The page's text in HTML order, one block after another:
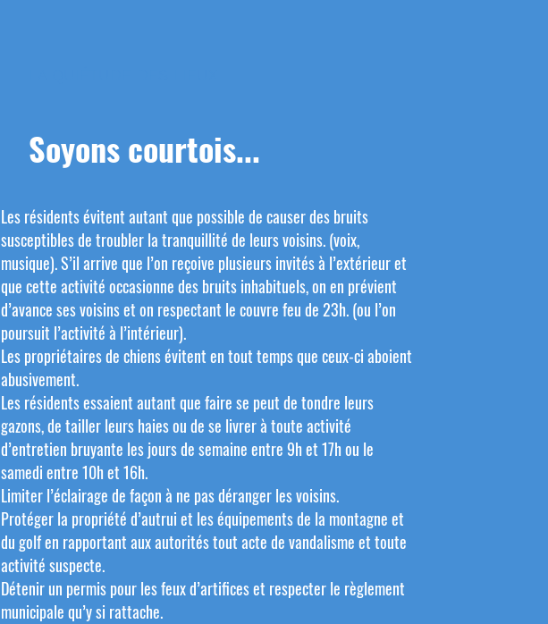
Soyons courtois...
Les résidents évitent autant que possible de causer des bruits
susceptibles de troubler la tranquillité de leurs voisins. (voix,
musique). S’il arrive que l’on reçoive plusieurs invités à l’extérieur et
que cette activité occasionne des bruits inhabituels, on en prévient
d’avance ses voisins et on respectant le couvre feu de 23h. (ou l’on
poursuit l’activité à l’intérieur).
Les propriétaires de chiens évitent en tout temps que ceux-ci aboient
abusivement.
Les résidents essaient autant que faire se peut de tondre leurs
gazons, de tailler leurs haies ou de se livrer à toute activité
d’entretien bruyante les jours de semaine entre 9h et 17h ou le
samedi entre 10h et 16h.
Limiter l’éclairage de façon à ne pas déranger les voisins.
Protéger la propriété d’autrui et les équipements de la montagne et
du golf en rapportant aux autorités tout acte de vandalisme et toute
activité suspecte.
Détenir un permis pour les feux d’artifices et respecter le règlement
municipale qu’y si rattache.